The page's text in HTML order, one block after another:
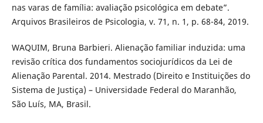
nas varas de família: avaliação psicológica em debate”.
Arquivos Brasileiros de Psicologia, v. 71, n. 1, p. 68-84, 2019.
WAQUIM, Bruna Barbieri. Alienação familiar induzida: uma
revisão crítica dos fundamentos sociojurídicos da Lei de
Alienação Parental. 2014. Mestrado (Direito e Instituições do
Sistema de Justiça) – Universidade Federal do Maranhão,
São Luís, MA, Brasil.